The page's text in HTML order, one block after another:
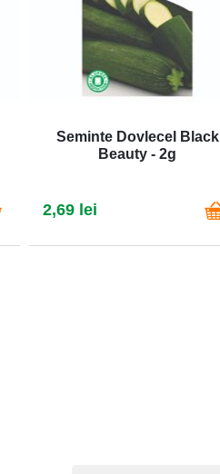
Seminte Dovlecel Black
Beauty - 2g
2,69 lei